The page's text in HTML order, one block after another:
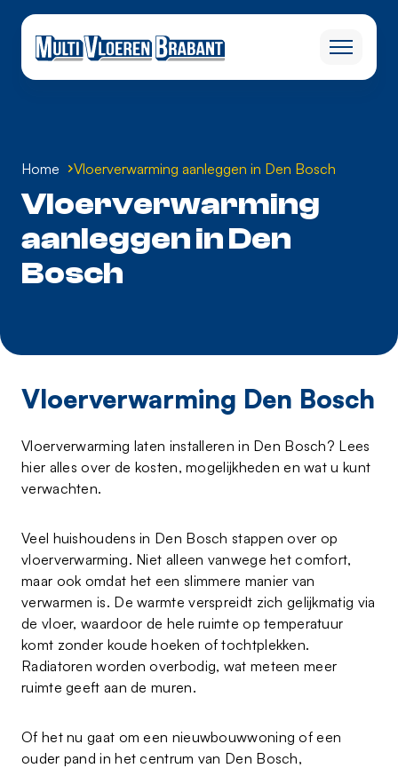
Home Vloerverwarming aanleggen in Den Bosch
Vloerverwarming
aanleggen in Den
Bosch
Vloerverwarming Den Bosch
Vloerverwarming laten installeren in Den Bosch? Lees
hier alles over de kosten, mogelijkheden en wat u kunt
verwachten.
Veel huishoudens in Den Bosch stappen over op
vloerverwarming. Niet alleen vanwege het comfort,
maar ook omdat het een slimmere manier van
verwarmen is. De warmte verspreidt zich gelijkmatig via
de vloer, waardoor de hele ruimte op temperatuur
komt zonder koude hoeken of tochtplekken.
Radiatoren worden overbodig, wat meteen meer
ruimte geeft aan de muren.
Of het nu gaat om een nieuwbouwwoning of een
ouder pand in het centrum van Den Bosch,